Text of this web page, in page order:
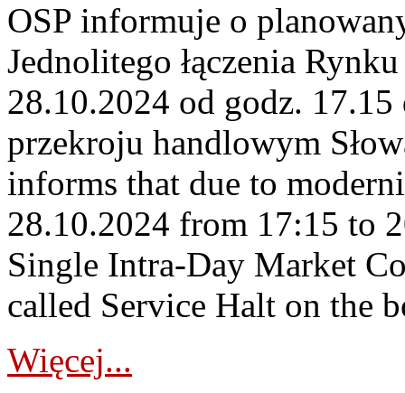
OSP informuje o
Jednolitego łączenia
28.10.2024 od godz.
przekroju handlowym
informs that due to
28.10.2024 from 17:15 to
Single Intra-Day Market
called Service Halt on the
Więcej...